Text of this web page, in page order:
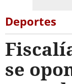
Deportes
se